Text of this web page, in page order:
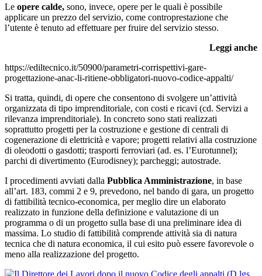
Le opere calde, sono, invece, opere per le quali è possibile
applicare un prezzo del servizio, come controprestazione che
l’utente è tenuto ad effettuare per fruire del servizio stesso.
Leggi anche
https://ediltecnico.it/50900/parametri-corrispettivi-gare-
progettazione-anac-li-ritiene-obbligatori-nuovo-codice-appalti/
Si tratta, quindi, di opere che consentono di svolgere un’attività
organizzata di tipo imprenditoriale, con costi e ricavi (cd. Servizi a
rilevanza imprenditoriale). In concreto sono stati realizzati
soprattutto progetti per la costruzione e gestione di centrali di
cogenerazione di elettricità e vapore; progetti relativi alla costruzione
di oleodotti o gasdotti; trasporti ferroviari (ad. es. l’Eurotunnel);
parchi di divertimento (Eurodisney); parcheggi; autostrade.
I procedimenti avviati dalla Pubblica Amministrazione, in base
all’art. 183, commi 2 e 9, prevedono, nel bando di gara, un progetto
di fattibilità tecnico-economica, per meglio dire un elaborato
realizzato in funzione della definizione e valutazione di un
programma o di un progetto sulla base di una preliminare idea di
massima. Lo studio di fattibilità comprende attività sia di natura
tecnica che di natura economica, il cui esito può essere favorevole o
meno alla realizzazione del progetto.